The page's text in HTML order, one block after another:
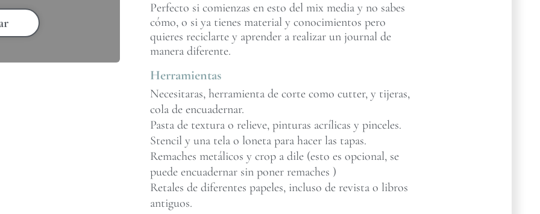
Perfecto si comienzas en esto del mix media y no sabes
cómo, o si ya tienes material y conocimientos pero
quieres reciclarte y aprender a realizar un journal de
manera diferente.
Herramientas
Necesitaras, herramienta de corte como cutter, y tijeras,
cola de encuadernar.
Pasta de textura o relieve, pinturas acrílicas y pinceles.
Stencil y una tela o loneta para hacer las tapas.
Remaches metálicos y crop a dile (esto es opcional, se
puede encuadernar sin poner remaches )
Retales de diferentes papeles, incluso de revista o libros
antiguos.